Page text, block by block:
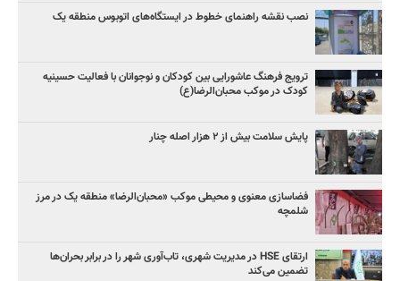
نصب نقشه راهنمای خطوط ‌در ایستگاه‌های اتوبوس منطقه یک
ترویج فرهنگ عاشورایی بین کودکان و نوجوانان با فعالیت حسینیه
کودک در موکب محبان‌الرضا(ع)
پایش سلامت بیش از ۲ هزار اصله چنار
فضاسازی معنوی و محیطی موکب «محبان‌الرضا» منطقه یک در مرز
شلمچه
ارتقای HSE در مدیریت شهری، تاب‌آوری شهر را در برابر بحران‌ها
تضمین می‌کند